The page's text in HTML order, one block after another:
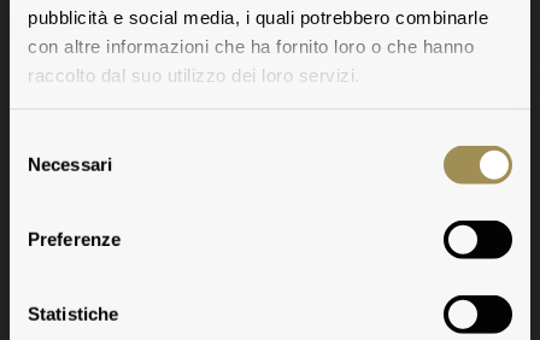
pubblicità e social media, i quali potrebbero combinarle
con altre informazioni che ha fornito loro o che hanno
raccolto dal suo utilizzo dei loro servizi.
delNecessari
Preferenze
Statistiche